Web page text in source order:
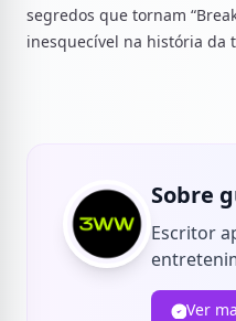
segredos que tornam
inesquecível na história da
Sobre
Escritor
Ver